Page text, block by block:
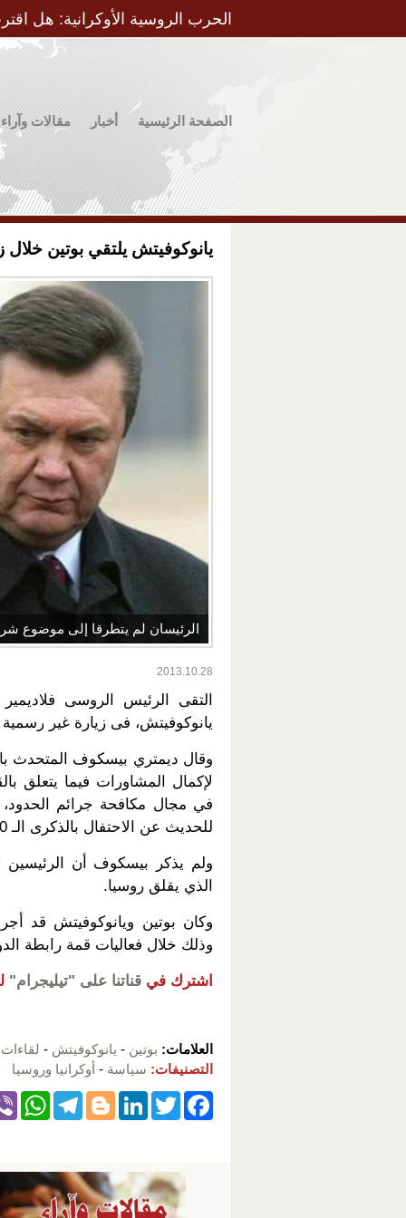
الحرب الروسية الأوكرانية: هل
الصفحة الرئيسية أخبار مقالات وآراء
يانوكوفيتش يلتقي بوتين
الرئيسان لم يتطرقا إلى موضوع
2013.10.28
التقى الرئيس الروسى
يانوكوفيتش، فى زيارة غير
وقال ديمتري بيسكوف المتحدث
لإكمال المشاورات فيما يتعلق
في مجال مكافحة جرائم الحدود،
للحديث عن الاحتفال بالذكرى الـ 70 للانتصار في الحرب العالمية الثانية".
ولم يذكر بيسكوف أن الرئيسين
الذي يقلق روسيا.
وكان بوتين ويانوكوفيتش قد
وذلك خلال فعاليات قمة رابطة
اشترك في قناتنا على "تيليجرام"
العلامات: بوتين - يانوكوفيتش - لقاءات
التصنيفات: سياسة - أوكرانيا وروسيا
F
e
T
er
Li
e
Bl
g
T
gr
s